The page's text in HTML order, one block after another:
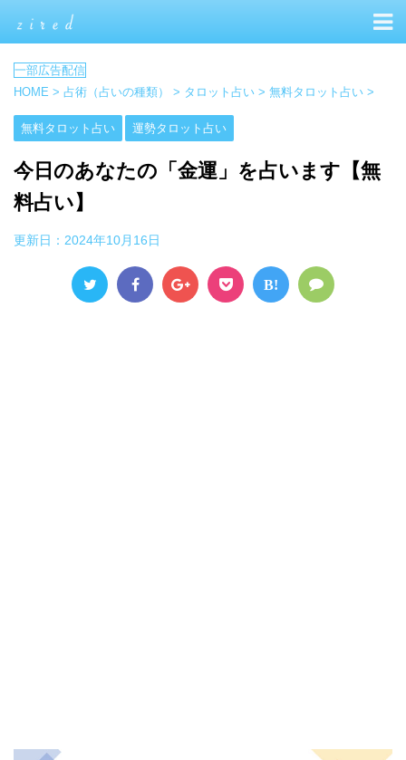
HOME > 占術（占いの種類） > タロット占い > 無料タロット占い >
無料タロット占い 運勢タロット占い
今日のあなたの「金運」を占います【無
料占い】
更新日： 2024年10月16日
B!